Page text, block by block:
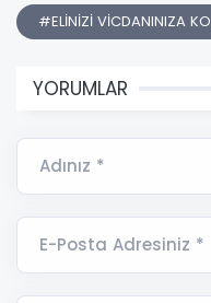
#ELİNİZİ VİCDANINIZA
YORUMLAR
Adınız *
E-Posta Adresiniz *